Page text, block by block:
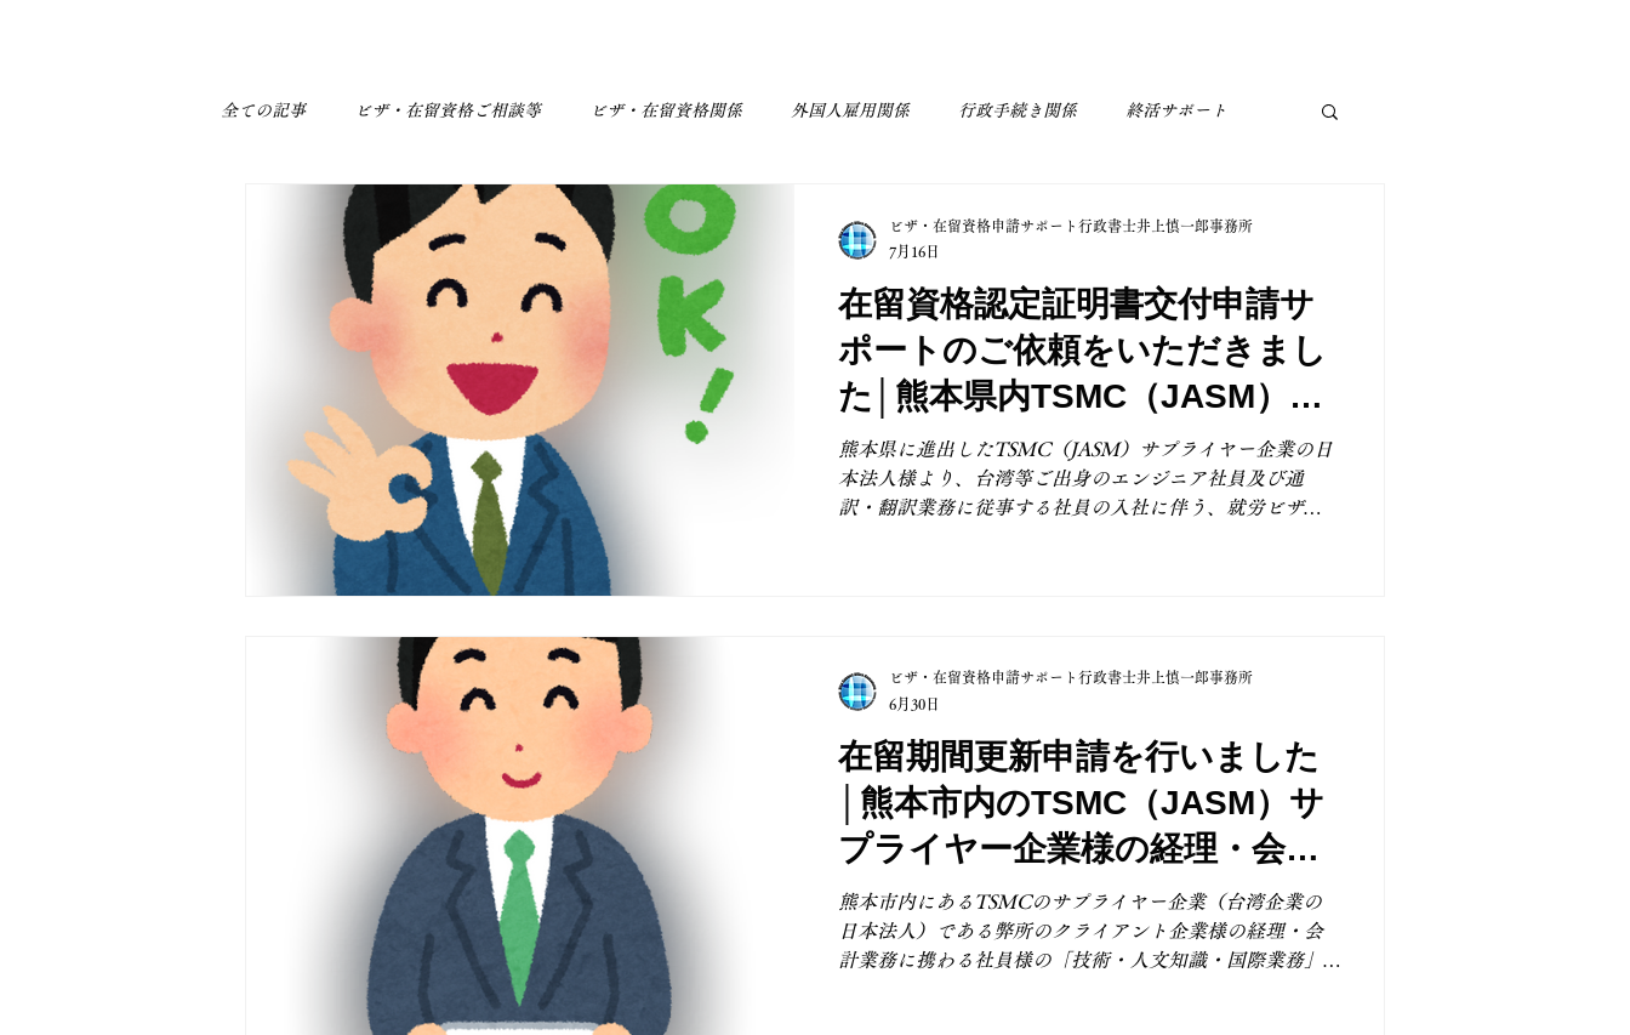
全ての記事 ビザ・在留資格ご相談等 ビザ・在留資格関係 外国人雇用関係 行政手続き関係 終活サポート
身近なトラブル 補助金関係 その他 会社設立関係
在留資格認定証明書交付申請サ
ポートのご依頼をいただきまし
た│熊本県内TSMC（JASM）サ
プライヤー企業様（技術・人文
知識・国際業務）
熊本県に進出したTSMC（JASM）サプライヤー企業の日
本法人様より、台湾等ご出身のエンジニア社員及び通
訳・翻訳業務に従事する社員の入社に伴う、就労ビザ
が重要な審査ポイントとなります。 また、高度な専門
性を必要とする在留資格であるため、単純作業への従事
は認められていません。 加えて、就労ビザ全般に共通
する点として、雇用の必要性、業務量、受入企業の安定
性・継続性、適正な雇用条件についても丁寧に説明する
ことが求められます。 弊所では、企業様・社員様それ
ぞれへの丁寧なヒアリングを通じて、適切な在留資格の
てサポートし、スムーズな申請につなげてまいります。
TSMC（JASM）の熊本進出に伴い、これまでも複数の
サプライヤー台湾企業様より、エンジニア職
ビザ・在留資格申請サポート行政書士井上慎一郎事務所
7月16日
在留期間更新申請を行いました
│熊本市内のTSMC（JASM）サ
プライヤー企業様の経理・会計
業務社員様
熊本市内にあるTSMCのサプライヤー企業（台湾企業の
日本法人）である弊所のクライアント企業様の経理・会
計業務に携わる社員様の「技術・人文知識・国際業務」
ビザ・在留資格申請サポート行政書士井上慎一郎事務所
6月30日